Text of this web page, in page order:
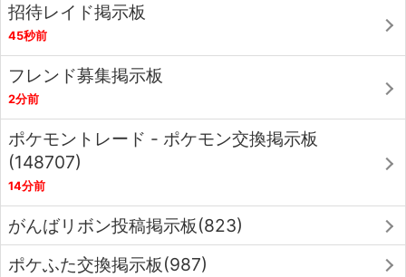
招待レイド掲示板
45秒前
フレンド募集掲示板
2分前
ポケモントレード - ポケモン交換掲示板
(148707)
14分前
がんばリボン投稿掲示板(823)
ポケふた交換掲示板(987)